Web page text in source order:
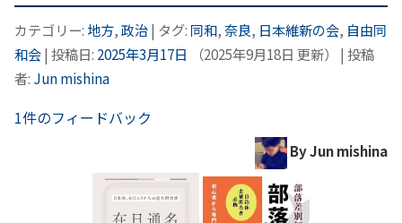
カテゴリー: 地方,政治| タグ: 同和,奈良, 日本維新の会, 自由同
和会| 投稿日: 2025年3月17日 （2025年9月18日 更新） | 投稿
者: Jun mishina
1件のフィードバック
By Jun mishina